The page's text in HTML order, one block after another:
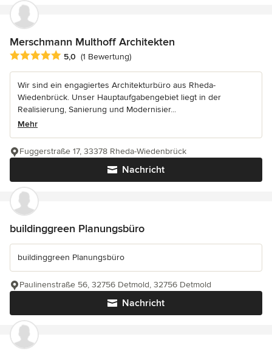
Merschmann Multhoff Architekten
Durchschnittliche Bewertung: 5 von 5 Sternen
5,0 (1 Bewertung)
Wir sind ein engagiertes Architekturbüro aus Rheda-
Wiedenbrück. Unser Hauptaufgabengebiet liegt in der
Realisierung, Sanierung und Modernisier...
Mehr
Nachricht
Fuggerstraße 17, 33378 Rheda-Wiedenbrück
buildinggreen Planungsbüro
buildinggreen Planungsbüro
Nachricht
Paulinenstraße 56, 32756 Detmold, 32756 Detmold